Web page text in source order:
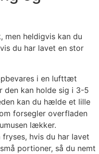
men heldigvis kan du
du har lavet en stor
i en lufttæt
den kan holde sig i 3-5
kan du hælde et lille
forsegler overfladen
lækker.
fryses, hvis du har lavet
portioner, så du nemt